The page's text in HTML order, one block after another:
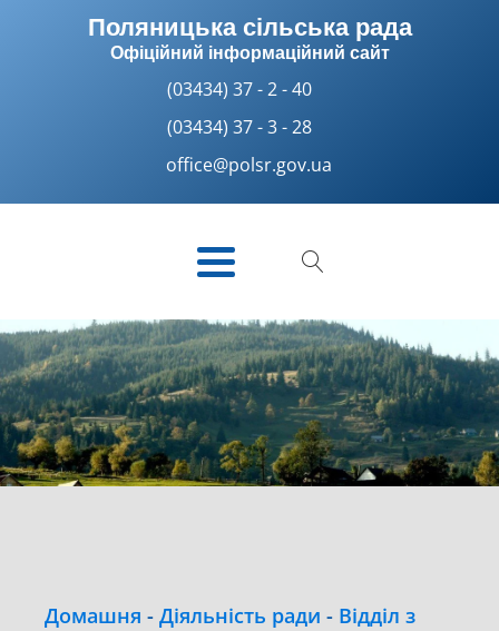
Поляницька сільська рада
Офіційний інформаційний сайт
(03434) 37 - 2 - 40
(03434) 37 - 3 - 28
office@polsr.gov.ua
Домашня - Діяльність ради - Відділ з